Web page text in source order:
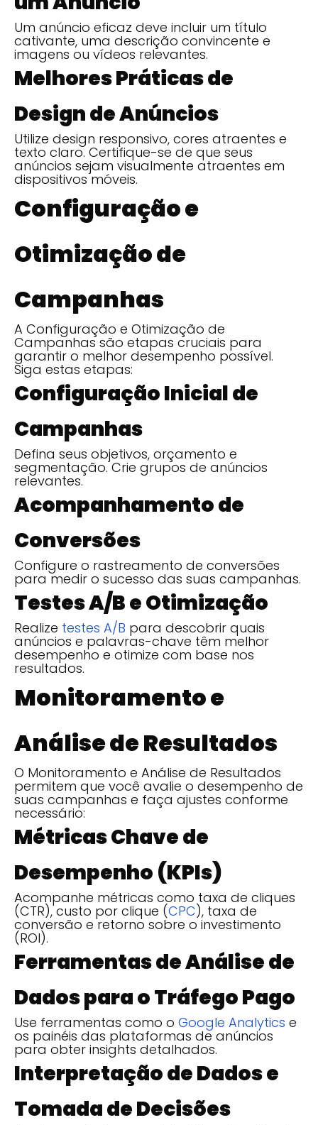
Um anúncio eficaz deve incluir um título
cativante, uma descrição convincente e
imagens ou vídeos relevantes.
Melhores Práticas de
Design de Anúncios
Utilize design responsivo, cores atraentes e
texto claro. Certifique-se de que seus
anúncios sejam visualmente atraentes em
dispositivos móveis.
Configuração e
Otimização de
Campanhas
A Configuração e Otimização de
Campanhas são etapas cruciais para
garantir o melhor desempenho possível.
Siga estas etapas:
Configuração Inicial de
Campanhas
Defina seus objetivos, orçamento e
segmentação. Crie grupos de anúncios
relevantes.
Acompanhamento de
Conversões
Configure o rastreamento de conversões
para medir o sucesso das suas campanhas.
Testes A/B e Otimização
Realize testes A/B para descobrir quais
anúncios e palavras-chave têm melhor
desempenho e otimize com base nos
resultados.
Monitoramento e
Análise de Resultados
O Monitoramento e Análise de Resultados
permitem que você avalie o desempenho de
suas campanhas e faça ajustes conforme
necessário:
Métricas Chave de
Desempenho (KPIs)
Acompanhe métricas como taxa de cliques
(CTR), custo por clique (CPC), taxa de
conversão e retorno sobre o investimento
(ROI).
Ferramentas de Análise de
Dados para o Tráfego Pago
Use ferramentas como o Google Analytics e
os painéis das plataformas de anúncios
para obter insights detalhados.
Interpretação de Dados e
Tomada de Decisões